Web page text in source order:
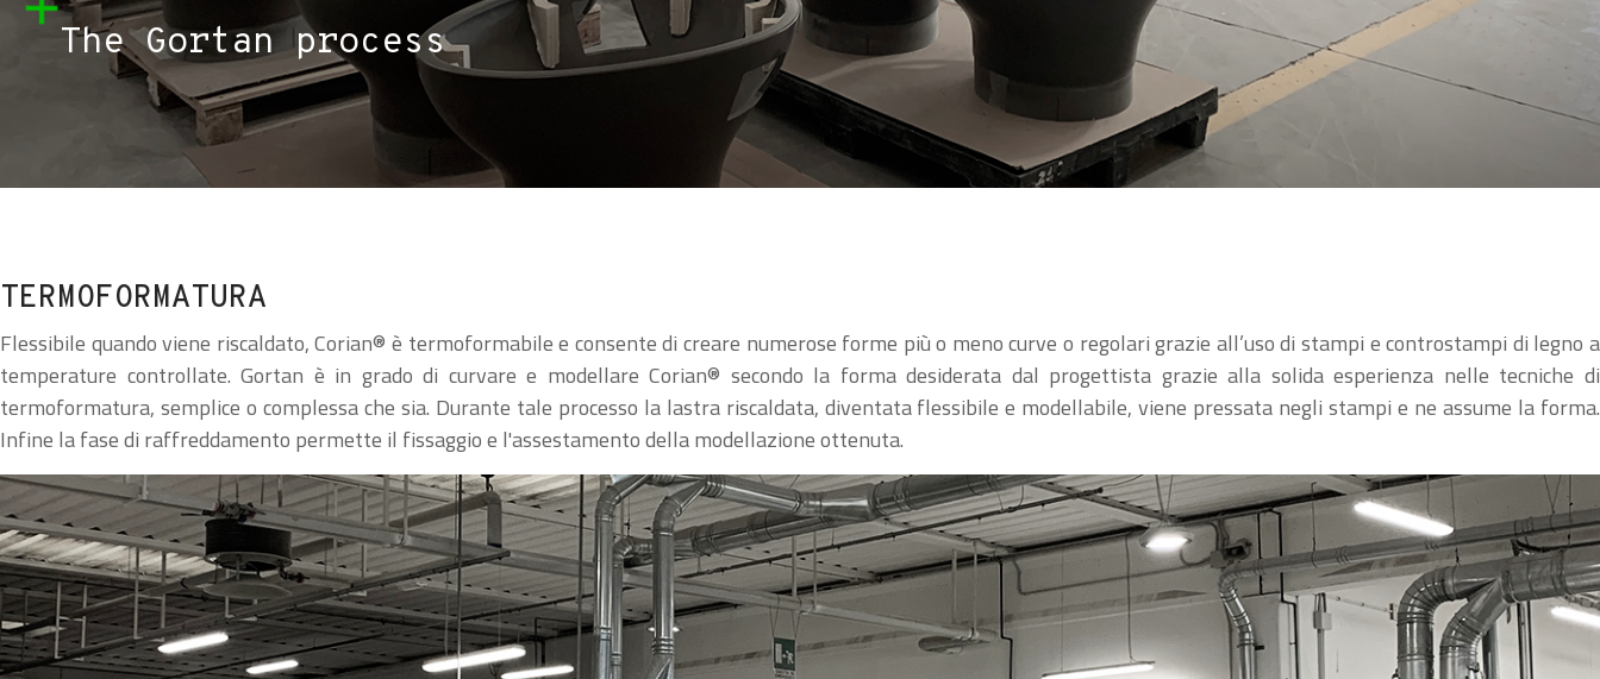
The Gortan process
TERMOFORMATURA
Flessibile quando viene riscaldato, Corian® è termoformabile e consente di creare numerose forme più o meno curve o regolari grazie all’uso di stampi e controstampi di legno a
temperature controllate. Gortan è in grado di curvare e modellare Corian® secondo la forma desiderata dal progettista grazie alla solida esperienza nelle tecniche di
termoformatura, semplice o complessa che sia. Durante tale processo la lastra riscaldata, diventata flessibile e modellabile, viene pressata negli stampi e ne assume la forma.
Infine la fase di raffreddamento permette il fissaggio e l'assestamento della modellazione ottenuta.